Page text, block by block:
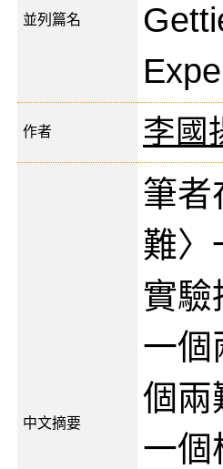
並列篇名
作者 李國
中文摘要
筆者
難〉
實驗
一個
個兩
一個